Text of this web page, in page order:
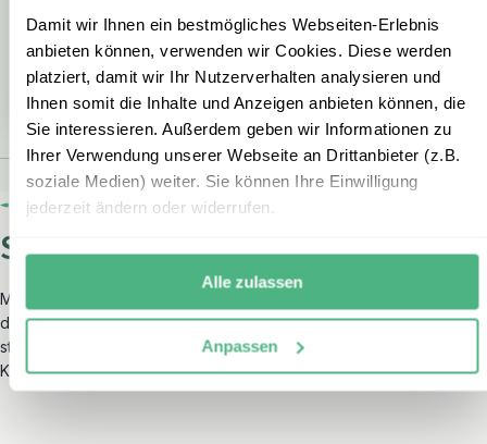
Damit wir Ihnen ein bestmögliches Webseiten-Erlebnis
anbieten können, verwenden wir Cookies. Diese werden
platziert, damit wir Ihr Nutzerverhalten analysieren und
Ihnen somit die Inhalte und Anzeigen anbieten können, die
Sie interessieren. Außerdem geben wir Informationen zu
Ihrer Verwendung unserer Webseite an Drittanbieter (z.B.
soziale Medien) weiter. Sie können Ihre Einwilligung
jederzeit ändern oder widerrufen.
Alle zulassen
Anpassen
REGION
Festland & Peloponnes
So begeistert sind unsere Gäste
Mit einer hervorragenden Bewertung auf Trustpilot zählt erlebe zu
denbestbewerteten Reiseveranstalternin Deutschland und
steht für außergewöhnlichen Service sowie erstklassige
Kundenberatung.